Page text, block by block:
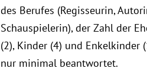
des Berufes (Regisseurin,
Schauspielerin), der Zahl der
(2), Kinder (4) und Enkelkinder
nur minimal beantwortet.